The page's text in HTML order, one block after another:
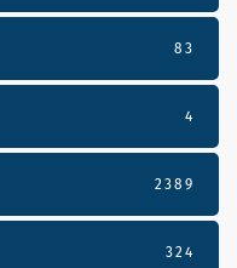
83
4
2389
324